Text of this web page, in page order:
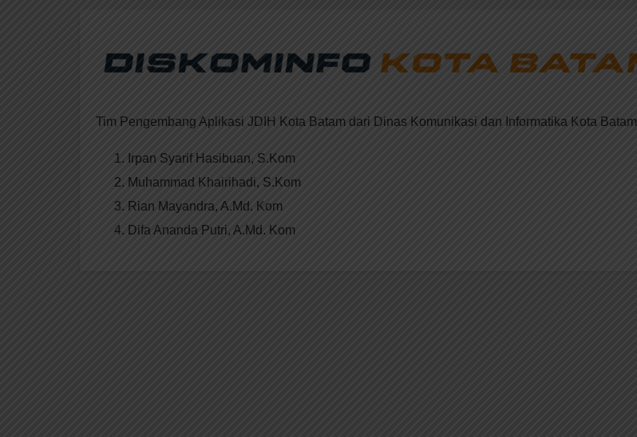
Tim Pengembang Aplikasi JDIH Kota Batam dari Dinas Komunikasi dan Informatika Kota Batam
Irpan Syarif Hasibuan, S.Kom
Muhammad Khairihadi, S.Kom
Rian Mayandra, A.Md. Kom
Difa Ananda Putri, A.Md. Kom